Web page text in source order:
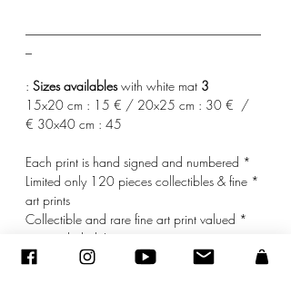
3 Sizes availables
with white mat :
15x20 cm : 15 € / 20x25 cm : 30 € /
30x40 cm : 45 €
* Each print is hand signed and numbered
* Limited only 120 pieces collectibles & fine
art prints
* Collectible and rare fine art print valued
* mat included